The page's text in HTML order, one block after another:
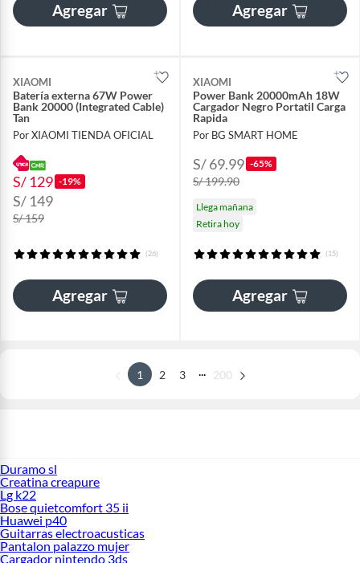
Agregar Agregar
XIAOMI
Batería externa 67W Power
Bank 20000 (Integrated Cable)
Tan
Por XIAOMI TIENDA OFICIAL
S/ 129 -19%
S/ 149
S/ 159
(26)
Agregar
XIAOMI
Power Bank 20000mAh 18W
Cargador Negro Portatil Carga
Rapida
Por BG SMART HOME
S/ 69.99 -65%
S/ 199.90
Llega mañana
Retira hoy
(15)
Agregar
1 2 3 200
Duramo sl
Creatina creapure
Lg k22
Bose quietcomfort 35 ii
Huawei p40
Guitarras electroacusticas
Pantalon palazzo mujer
Cargador nintendo 3ds